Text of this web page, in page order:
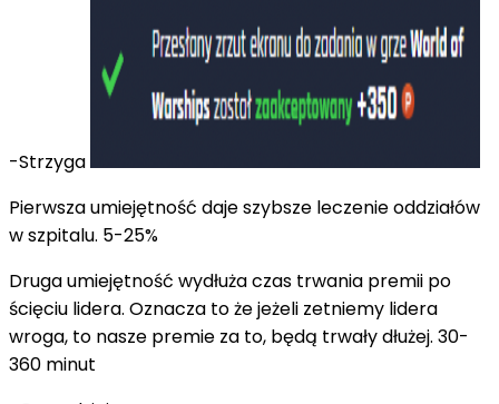
-Strzyga
Pierwsza umiejętność daje szybsze leczenie oddziałów
w szpitalu. 5-25%
Druga umiejętność wydłuża czas trwania premii po
ścięciu lidera. Oznacza to że jeżeli zetniemy lidera
wroga, to nasze premie za to, będą trwały dłużej. 30-
360 minut